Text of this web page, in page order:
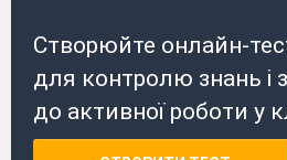
Створюйте онлайн-
для контролю знань і
до активної роботи у